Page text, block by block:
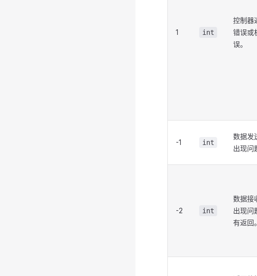
1 int
控制器
错误或
误。
-1 int
数据发
出现问
-2 int
数据接
出现问
有返回。